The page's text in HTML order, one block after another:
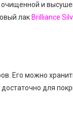
очищенной и
лак Brilliance
Его можно
для